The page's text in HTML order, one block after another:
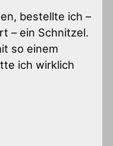
bestellte ich –
– ein Schnitzel.
so einem
ich wirklich